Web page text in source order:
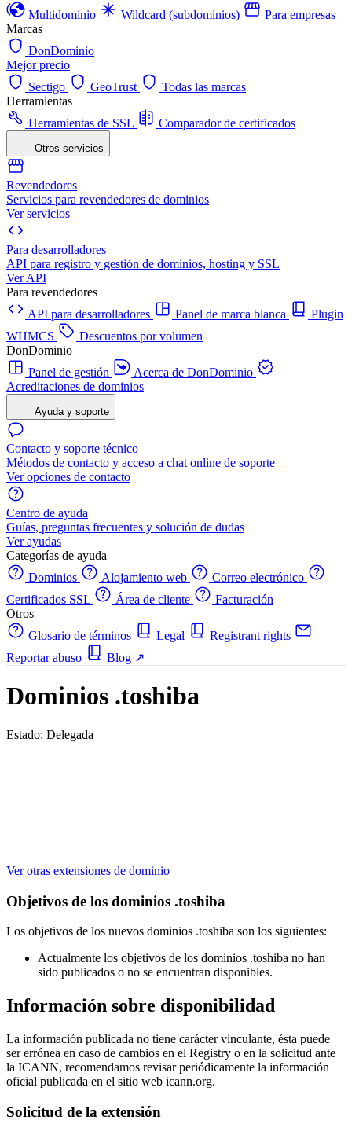
Multidominio
Wildcard (subdominios)
Para empresas
Marcas
DonDominio
Mejor precio
Sectigo
GeoTrust
Todas las marcas
Herramientas
Herramientas de SSL
Comparador de certificados
Otros servicios
Revendedores
Servicios para revendedores de dominios
Ver servicios
Para desarrolladores
API para registro y gestión de dominios, hosting y SSL
Ver API
Para revendedores
API para desarrolladores
Panel de marca blanca
Plugin
WHMCS
Descuentos por volumen
DonDominio
Panel de gestión
Acerca de DonDominio
Acreditaciones de dominios
Ayuda y soporte
Contacto y soporte técnico
Métodos de contacto y acceso a chat online de soporte
Ver opciones de contacto
Centro de ayuda
Guías, preguntas frecuentes y solución de dudas
Ver ayudas
Categorías de ayuda
Dominios
Alojamiento web
Correo electrónico
Certificados SSL
Área de cliente
Facturación
Otros
Glosario de términos
Legal
Registrant rights
Reportar abuso
Blog ↗
Dominios .toshiba
Estado: Delegada
Ver otras extensiones de dominio
Objetivos de los dominios .toshiba
Los objetivos de los nuevos dominios .toshiba son los siguientes:
Actualmente los objetivos de los dominios .toshiba no han
sido publicados o no se encuentran disponibles.
Información sobre disponibilidad
La información publicada no tiene carácter vinculante, ésta puede
ser errónea en caso de cambios en el Registry o en la solicitud ante
la ICANN, recomendamos revisar periódicamente la información
oficial publicada en el sitio web icann.org.
Solicitud de la extensión